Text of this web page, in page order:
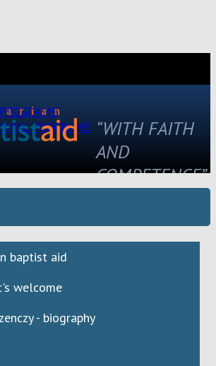
PROGRAMS
PROGRAMS
PROGRAMS
“WITH FAITH
AND
COMPETENCE”
baptist aid
welcome
- biography